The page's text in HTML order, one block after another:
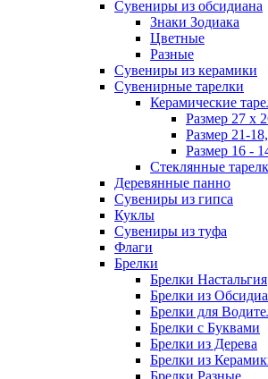
Сувениры из обсидиана
Знаки Зодиака
Цветные
Разные
Сувениры из керамики
Сувенирные тарелки
Керамические
Размер 27 х
Размер 21-
Размер 16 -
Стеклянные
Деревянные панно
Сувениры из гипса
Куклы
Сувениры из туфа
Флаги
Брелки
Брелки Настальгия
Брелки из
Брелки для
Брелки с Буквами
Брелки из Дерева
Брелки из
Брелки Разные